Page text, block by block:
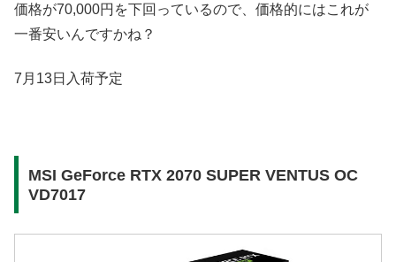
価格が70,000円を下回っているので、価格的にはこれが
一番安いんですかね？
7月13日入荷予定
MSI GeForce RTX 2070 SUPER VENTUS OC
VD7017